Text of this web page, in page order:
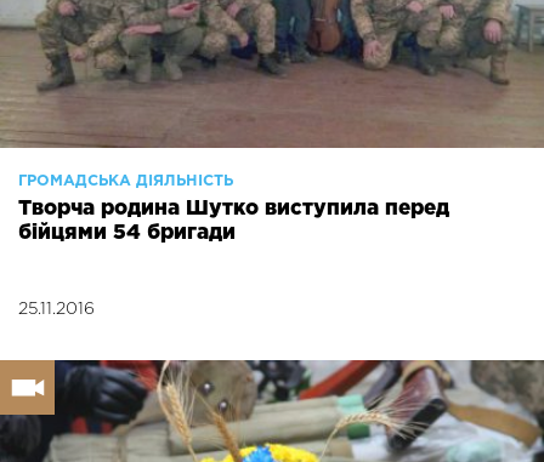
ГРОМАДСЬКА ДІЯЛЬНІСТЬ
Творча родина Шутко виступила перед
бійцями 54 бригади
25.11.2016